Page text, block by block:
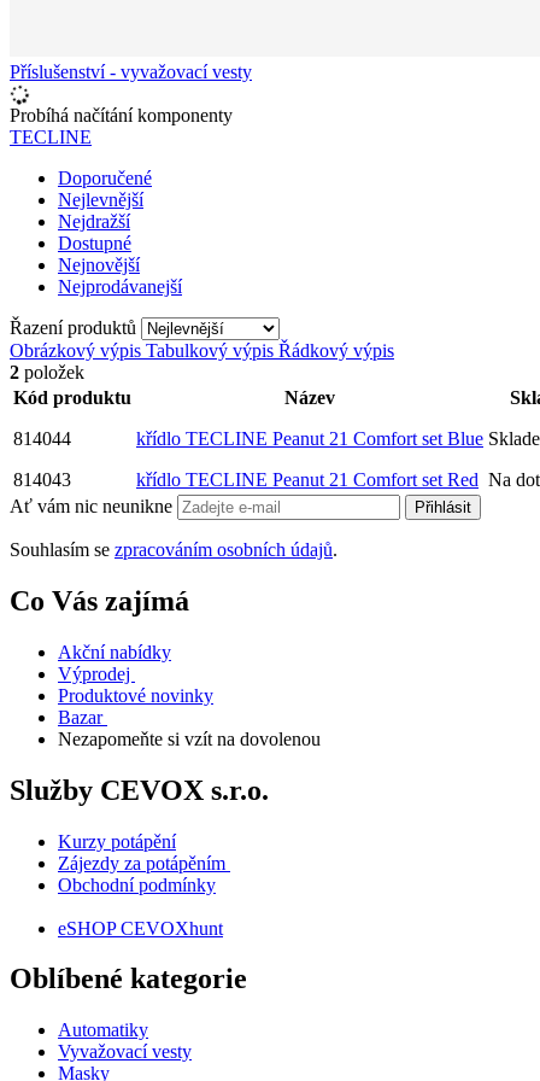
Příslušenství - vyvažovací vesty
Probíhá načítání komponenty
TECLINE
Doporučené
Nejlevnější
Nejdražší
Dostupné
Nejnovější
Nejprodávanejší
Řazení produktů
Obrázkový výpis Tabulkový výpis Řádkový výpis
2 položek
Kód produktu
Název
814044
křídlo TECLINE Peanut 21 Comfort set Blue
814043 křídlo TECLINE Peanut 21 Comfort set Red Na
Ať vám nic neunikne
Přihlásit
Souhlasím se zpracováním osobních údajů.
Co Vás zajímá
Akční nabídky
Výprodej
Produktové novinky
Bazar
Nezapomeňte si vzít na dovolenou
Služby CEVOX s.r.o.
Kurzy potápění
Zájezdy za potápěním
Obchodní podmínky
eSHOP CEVOXhunt
Oblíbené kategorie
Automatiky
Vyvažovací vesty
Masky